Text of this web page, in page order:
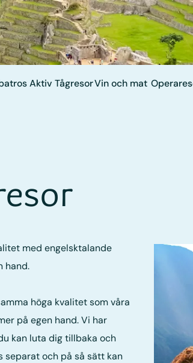
Aktiv TågresorVin och mat
med engelsktalande
hand.
höga kvalitet som våra
på egen hand. Vi har
kan luta dig tillbaka och
separat och på så sätt kan